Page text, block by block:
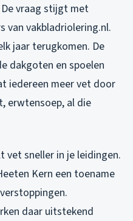
vraag stijgt met
van vakbladriolering.nl.
jaar terugkomen. De
dakgoten en spoelen
iedereen meer vet door
erwtensoep, al die
sneller in je leidingen.
Kern een toename
daar uitstekend